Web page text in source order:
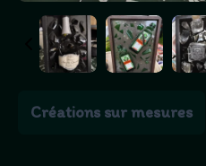
Créations sur mesures